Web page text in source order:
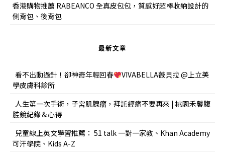
香港購物推薦 RABEANCO 全真皮包包，質感好超棒收納設計的
側背包、後背包
最新文章
看不出動過針！卻神奇年輕回春
VIVABELLA薇貝拉 @上立美
學皮膚科診所
人生第一次手術，子宮肌腺瘤，拜託經痛不要再來 | 桃園禾馨腹
腔鏡紀錄＆心得
兒童線上英文學習推薦： 51 talk 一對一家教、Khan Academy
可汗學院、Kids A-Z